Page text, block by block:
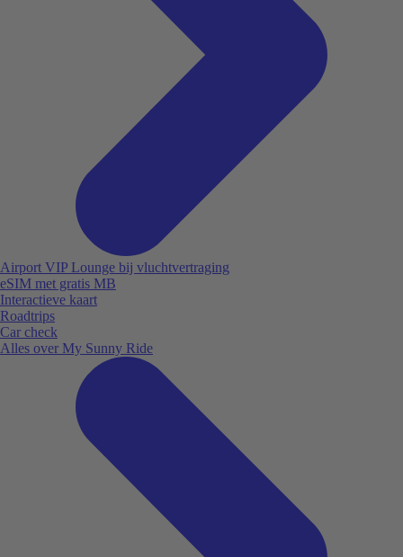
Airport VIP Lounge bij vluchtvertraging
eSIM met gratis MB
Interactieve kaart
Roadtrips
Car check
Alles over My Sunny Ride